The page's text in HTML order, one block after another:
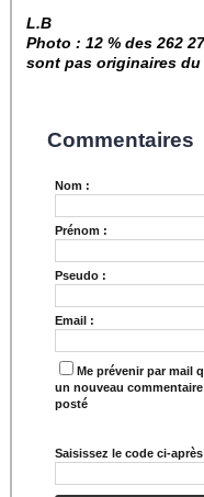
L.B
Photo : 12 % des 262
sont pas originaires du
Commentaires
Nom :
Prénom :
Pseudo :
Email :
Me prévenir par mail
un nouveau
posté
Saisissez le code ci-